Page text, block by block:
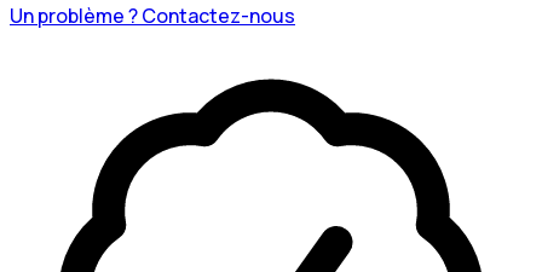
Un problème ? Contactez-nous